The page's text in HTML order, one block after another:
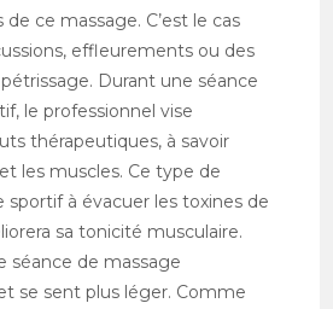
ce massage. C’est le cas
effleurements ou des
Durant une séance
le professionnel vise
thérapeutiques, à savoir
les muscles. Ce type de
sportif à évacuer les toxines de
sa tonicité musculaire.
séance de massage
se sent plus léger. Comme